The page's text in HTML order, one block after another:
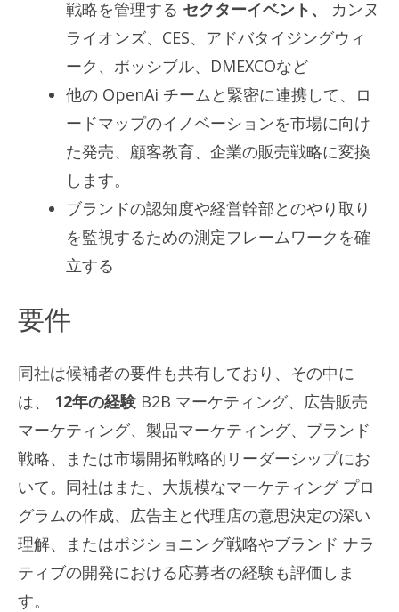
戦略を管理する セクターイベント、 カンヌ
ライオンズ、CES、アドバタイジングウィ
ーク、ポッシブル、DMEXCOなど
他の OpenAi チームと緊密に連携して、ロ
ードマップのイノベーションを市場に向け
た発売、顧客教育、企業の販売戦略に変換
します。
ブランドの認知度や経営幹部とのやり取り
を監視するための測定フレームワークを確
立する
要件
同社は候補者の要件も共有しており、その中に
は、 12年の経験 B2B マーケティング、広告販売
マーケティング、製品マーケティング、ブランド
戦略、または市場開拓戦略的リーダーシップにお
いて。同社はまた、大規模なマーケティング プロ
グラムの作成、広告主と代理店の意思決定の深い
理解、またはポジショニング戦略やブランド ナラ
ティブの開発における応募者の経験も評価しま
す。